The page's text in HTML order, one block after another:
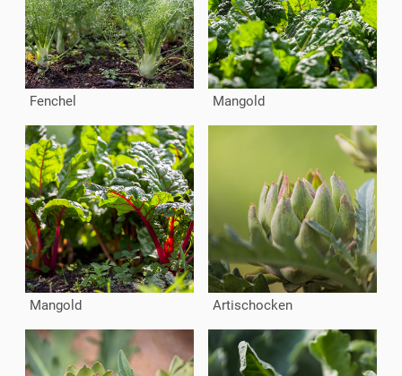
Fenchel Mangold
Mangold Artischocken